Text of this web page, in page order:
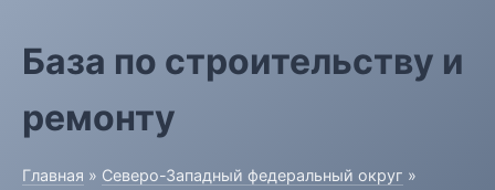
База по строительству и
ремонту
Главная » Северо-Западный федеральный округ »